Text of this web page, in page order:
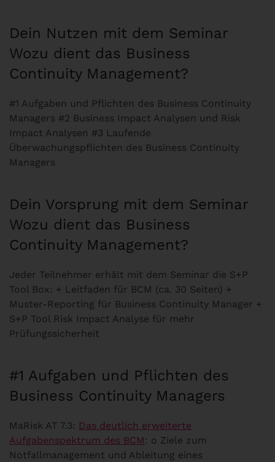
Dein Nutzen mit dem Seminar
Wozu dient das Business
Continuity Management?
#1 Aufgaben und Pflichten des Business Continuity
Managers #2 Business Impact Analysen und Risk
Impact Analysen #3 Laufende
Überwachungspflichten des Business Continuity
Managers
Dein Vorsprung mit dem Seminar
Wozu dient das Business
Continuity Management?
Jeder Teilnehmer erhält mit dem Seminar die S+P
Tool Box: + Leitfaden für BCM (ca. 30 Seiten) +
Muster-Reporting für Business Continuity Manager +
S+P Tool Risk Impact Analyse für mehr
Prüfungssicherheit
#1 Aufgaben und Pflichten des
Business Continuity Managers
MaRisk AT 7.3: Das deutlich erweiterte
Aufgabenspektrum des BCM : o Ziele zum
Notfallmanagement und Ableitung eines